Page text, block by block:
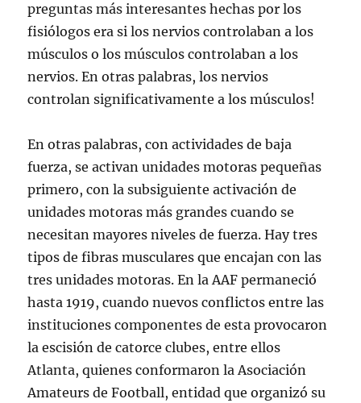
preguntas más interesantes hechas por los
fisiólogos era si los nervios controlaban a los
músculos o los músculos controlaban a los
nervios. En otras palabras, los nervios
controlan significativamente a los músculos!
En otras palabras, con actividades de baja
fuerza, se activan unidades motoras pequeñas
primero, con la subsiguiente activación de
unidades motoras más grandes cuando se
necesitan mayores niveles de fuerza. Hay tres
tipos de fibras musculares que encajan con las
tres unidades motoras. En la AAF permaneció
hasta 1919, cuando nuevos conflictos entre las
instituciones componentes de esta provocaron
la escisión de catorce clubes, entre ellos
Atlanta, quienes conformaron la Asociación
Amateurs de Football, entidad que organizó su